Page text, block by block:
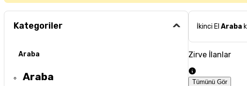
Kategoriler
Araba
Araba
İkinci ElAraba
Zirve İlanlar
Tümünü Gör